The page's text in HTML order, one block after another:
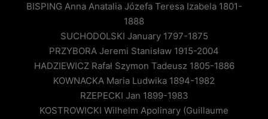
BISPING Anna Anatalia Józefa Teresa Izabela 1801-
1888
SUCHODOLSKI January 1797-1875
PRZYBORA Jeremi Stanisław 1915-2004
HADZIEWICZ Rafał Szymon Tadeusz 1805-1886
KOWNACKA Maria Ludwika 1894-1982
RZEPECKI Jan 1899-1983
KOSTROWICKI Wilhelm Apolinary (Guillaume